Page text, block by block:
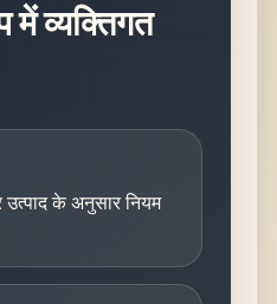
में व्यक्तिगत
के अनुसार नियम